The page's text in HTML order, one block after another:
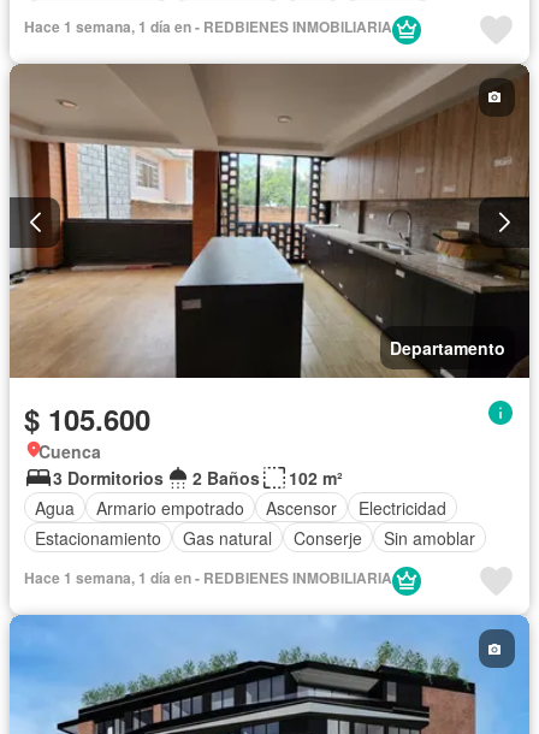
Conserje
Hace 1 semana, 1 día en - REDBIENES INMOBILIARIA
Departamento
$ 105.600
Cuenca
3 Dormitorios
2 Baños
102 m²
Agua
Armario empotrado Ascensor
Electricidad
Estacionamiento
Gas natural Conserje Sin amoblar
Hace 1 semana, 1 día en - REDBIENES INMOBILIARIA